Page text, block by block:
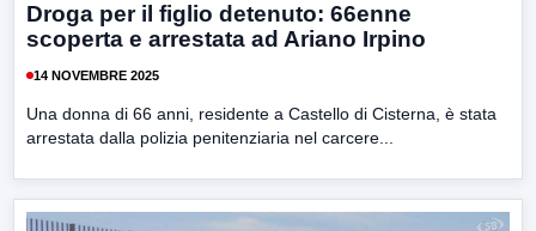
Droga per il figlio detenuto: 66enne
scoperta e arrestata ad Ariano Irpino
14 NOVEMBRE 2025
Una donna di 66 anni, residente a Castello di Cisterna, è stata
arrestata dalla polizia penitenziaria nel carcere...